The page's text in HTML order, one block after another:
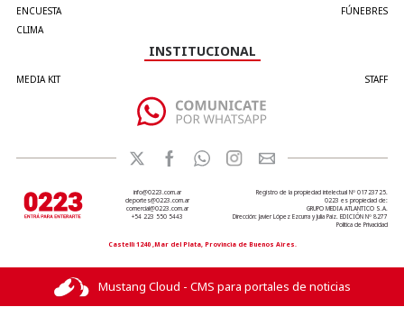
ENCUESTA
CLIMA
FÚNEBRES
INSTITUCIONAL
MEDIA KIT STAFF
info@0223.com.ar
deportes@0223.com.ar
comercial@0223.com.ar
+54 223 550 5443
Registro de la propiedad intelectual Nº 01723725.
0223 es propiedad de:
GRUPO MEDIA ATLANTICO S.A.
Dirección: Javier López Ezcurra y Julia Paiz. EDICIÓN Nº 8277
Política de Privacidad
Castelli 1240 ,Mar del Plata, Provincia de Buenos Aires.
Mustang Cloud - CMS para portales de noticias